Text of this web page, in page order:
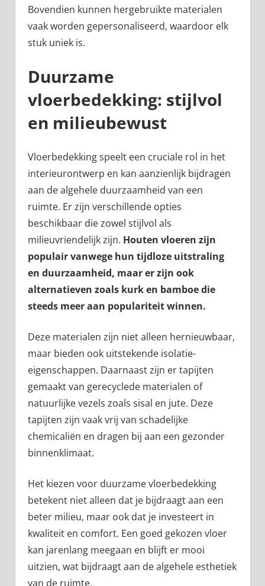
Bovendien kunnen hergebruikte materialen
vaak worden gepersonaliseerd, waardoor elk
stuk uniek is.
Duurzame
vloerbedekking: stijlvol
en milieubewust
Vloerbedekking speelt een cruciale rol in het
interieurontwerp en kan aanzienlijk bijdragen
aan de algehele duurzaamheid van een
ruimte. Er zijn verschillende opties
beschikbaar die zowel stijlvol als
milieuvriendelijk zijn. Houten vloeren zijn
populair vanwege hun tijdloze uitstraling
en duurzaamheid, maar er zijn ook
alternatieven zoals kurk en bamboe die
steeds meer aan populariteit winnen.
Deze materialen zijn niet alleen hernieuwbaar,
maar bieden ook uitstekende isolatie-
eigenschappen. Daarnaast zijn er tapijten
gemaakt van gerecyclede materialen of
natuurlijke vezels zoals sisal en jute. Deze
tapijten zijn vaak vrij van schadelijke
chemicaliën en dragen bij aan een gezonder
binnenklimaat.
Het kiezen voor duurzame vloerbedekking
betekent niet alleen dat je bijdraagt aan een
beter milieu, maar ook dat je investeert in
kwaliteit en comfort. Een goed gekozen vloer
kan jarenlang meegaan en blijft er mooi
uitzien, wat bijdraagt aan de algehele esthetiek
van de ruimte.